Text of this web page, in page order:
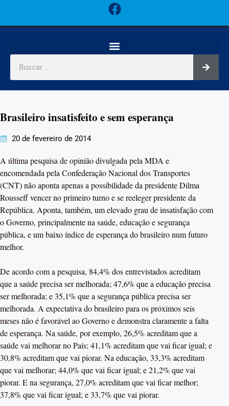
Brasileiro insatisfeito e sem esperança
20 de fevereiro de 2014
A última pesquisa de opinião divulgada pela MDA e
encomendada pela Confederação Nacional dos Transportes
(CNT) não aponta apenas a possibilidade da presidente Dilma
Rousseff vencer no primeiro turno e se reeleger presidente da
República. Aponta, também, um elevado grau de insatisfação com
o Governo, principalmente na saúde, educação e segurança
pública, e um baixo índice de esperança do brasileiro num futuro
melhor.
De acordo com a pesquisa, 84,4% dos entrevistados acreditam
que a saúde precisa ser melhorada; 47,6% que a educação precisa
ser melhorada; e 35,1% que a segurança pública precisa ser
melhorada. A expectativa do brasileiro para os próximos seis
meses não é favorável ao Governo e demonstra claramente a falta
de esperança. Na saúde, por exemplo, 26,5% acreditam que a
saúde vai melhorar no País; 41,1% acreditam que vai ficar igual; e
30,8% acreditam que vai piorar. Na educação, 33,3% acreditam
que vai melhorar; 44,0% que vai ficar igual; e 21,2% que vai
piorar. E na segurança, 27,0% acreditam que vai ficar melhor;
37,8% que vai ficar igual; e 33,7% que vai piorar.